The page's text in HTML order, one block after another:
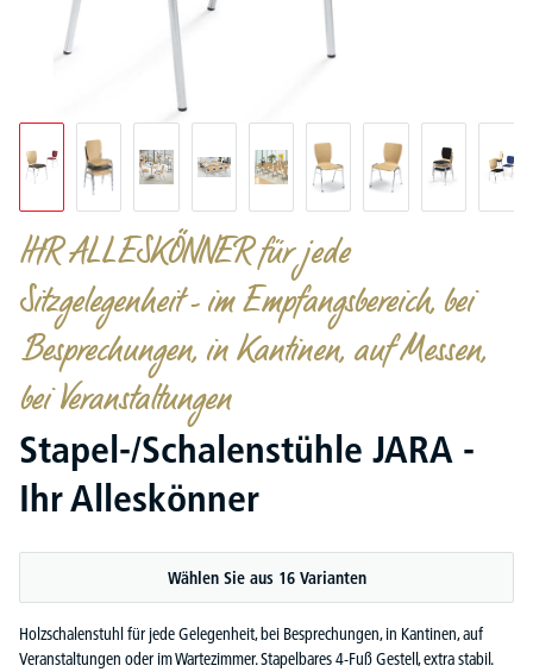
IHR ALLESKÖNNER für jede
Sitzgelegenheit - im Empfangsbereich, bei
Besprechungen, in Kantinen, auf Messen,
bei Veranstaltungen
Stapel-/Schalenstühle JARA -
Ihr Alleskönner
Wählen Sie aus 16 Varianten
Holzschalenstuhl für jede Gelegenheit, bei Besprechungen, in Kantinen, auf
Veranstaltungen oder im Wartezimmer. Stapelbares 4-Fuß Gestell, extra stabil.